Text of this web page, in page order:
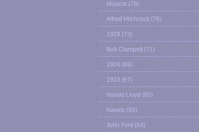
Musical (78)
Alfred Hitchcock (76)
1929 (73)
Bob Clampett (71)
1924 (69)
1923 (67)
Harold Lloyd (65)
Navets (65)
John Ford (64)